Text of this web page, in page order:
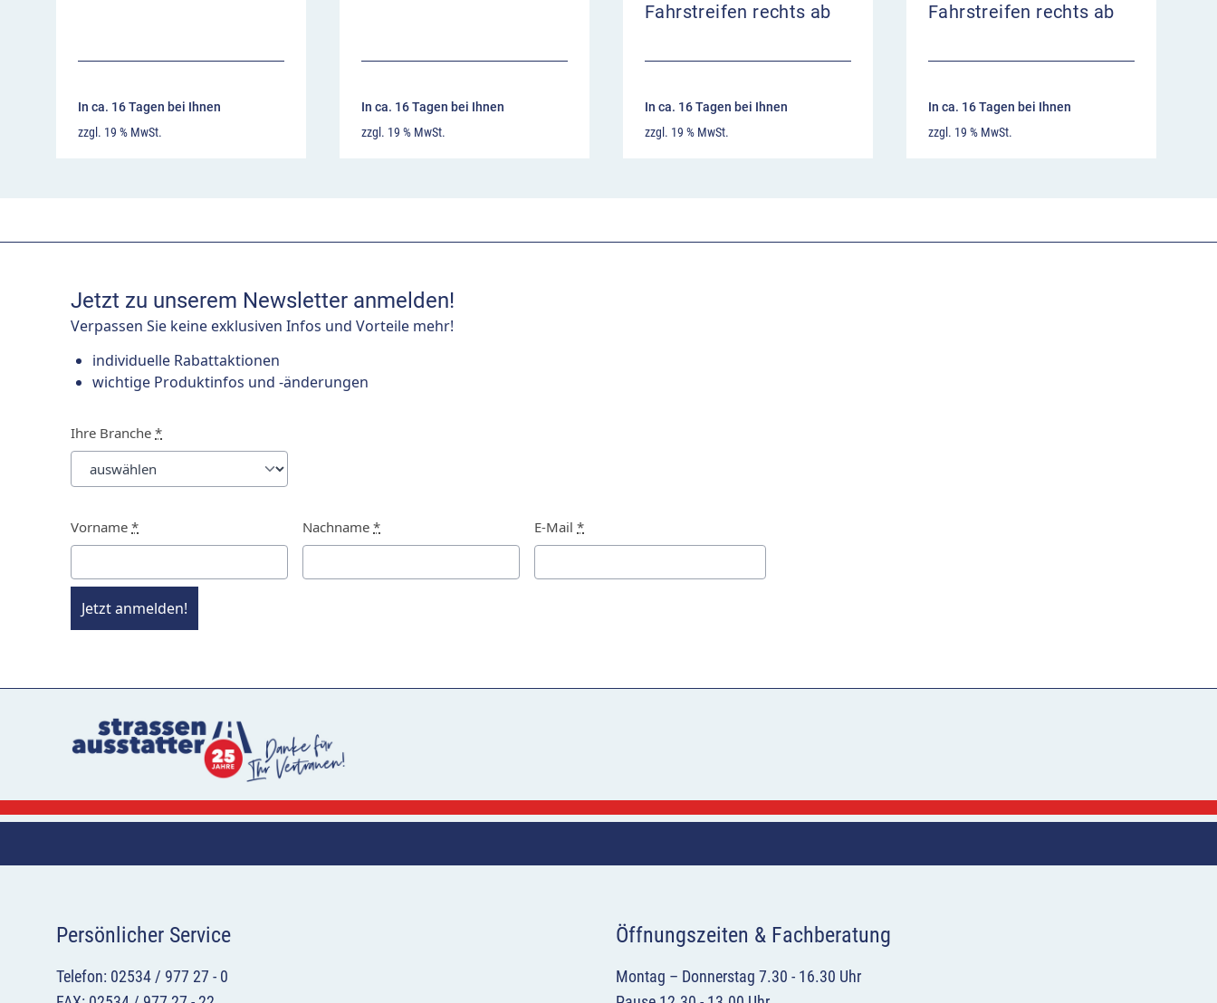
In ca. 16 Tagen bei Ihnen
zzgl. 19 % MwSt.
In ca. 16 Tagen bei Ihnen
zzgl. 19 % MwSt.
Fahrstreifen rechts ab
In ca. 16 Tagen bei Ihnen
zzgl. 19 % MwSt.
Fahrstreifen rechts ab
In ca. 16 Tagen bei Ihnen
zzgl. 19 % MwSt.
Jetzt zu unserem Newsletter anmelden!
Verpassen Sie keine exklusiven Infos und Vorteile mehr!
individuelle Rabattaktionen
wichtige Produktinfos und -änderungen
Ihre Branche *
Vorname * Nachname * E-Mail *
Jetzt anmelden!
Persönlicher Service
Telefon: 02534 / 977 27 - 0
Öffnungszeiten & Fachberatung
Montag – Donnerstag 7.30 - 16.30 Uhr